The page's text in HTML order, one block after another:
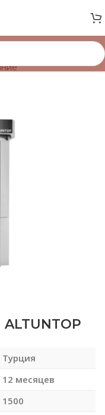
Турция
12 месяцев
1500